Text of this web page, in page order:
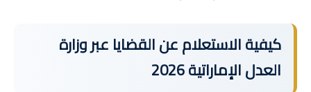
كيفية الاستعلام عن القضايا عبر وزارة
العدل الإماراتية 2026